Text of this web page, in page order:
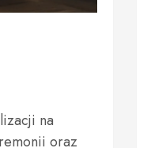
na
oraz